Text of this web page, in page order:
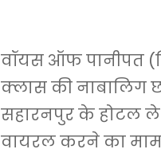
वॉयस ऑफ पानीपत
क्लास की नाबालिग
सहारनपुर के होटल
वायरल करने का